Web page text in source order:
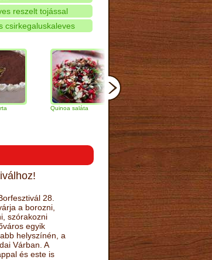
reszelt tojással
csirkegaluskaleves
Quinoa saláta Mandulás kifli
narancs
28.
a borozni,
szórakozni
egyik
helyszínén, a
Várban. A
és este is